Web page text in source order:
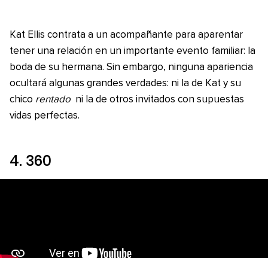
Kat Ellis contrata a un acompañante para aparentar
tener una relación en un importante evento familiar: la
boda de su hermana. Sin embargo, ninguna apariencia
ocultará algunas grandes verdades: ni la de Kat y su
chico rentado ni la de otros invitados con supuestas
vidas perfectas.
4. 360